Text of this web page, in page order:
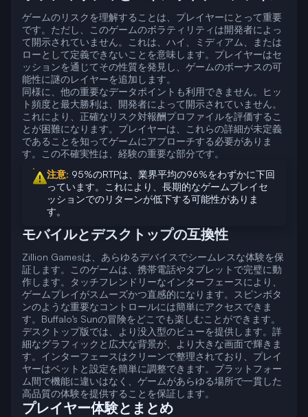
ゲームのリスクを理解することは、プレイヤーにとって重要
です。ただし、このゲームのボラティリティは開発者によっ
て開示されていません。これは、ハイ、ミディアム、または
ローとして定義できないことを意味します。プレイヤーはセ
ッションを通じてその性質を発見し、ゲームのボーナスの可
能性に謎のレイヤーを追加します。
同様に、他の重要なデータポイントも利用できません。ヒッ
ト頻度と最大勝利は、開発者によって開示されていません。
これにより、正確なリスク対報酬プロファイルを評価するこ
とが困難になります。プレイヤーは、これらの詳細が未定義
であることを知ってゲームにアプローチする必要がありま
す。この不確実性は、経験の重要な部分です。
注意: 95%のRTPは、業界平均の96%をわずかに下回
っています。これにより、長期的なゲームプレイセ
ッションでのリターンが低下する可能性がありま
す。
モバイルとデスクトップの互換性
Zillion Gamesは、あらゆるデバイスでシームレスな体験を保
証します。このゲームは、携帯電話やタブレットで完璧に動
作します。タッチフレンドリーなインターフェースにより、
ゲームプレイがスムーズかつ直感的になります。スピンボタ
ンのような重要なコントロールには簡単にアクセスできま
す。Buffalo’s Sunの冒険をどこでも楽しむことができます。
デスクトップ版では、より没入型のビューを提供します。詳
細なグラフィックと広大な背景が、より大きな画面で輝きま
す。インターフェースはクリーンで整理されており、プレイ
ヤーはベットと設定を簡単に調整できます。プラットフォー
ム間で機能に違いはなく、ゲームがあらゆる場所で一貫した
高品質の体験を提供することを保証します。
プレイヤー体験とまとめ